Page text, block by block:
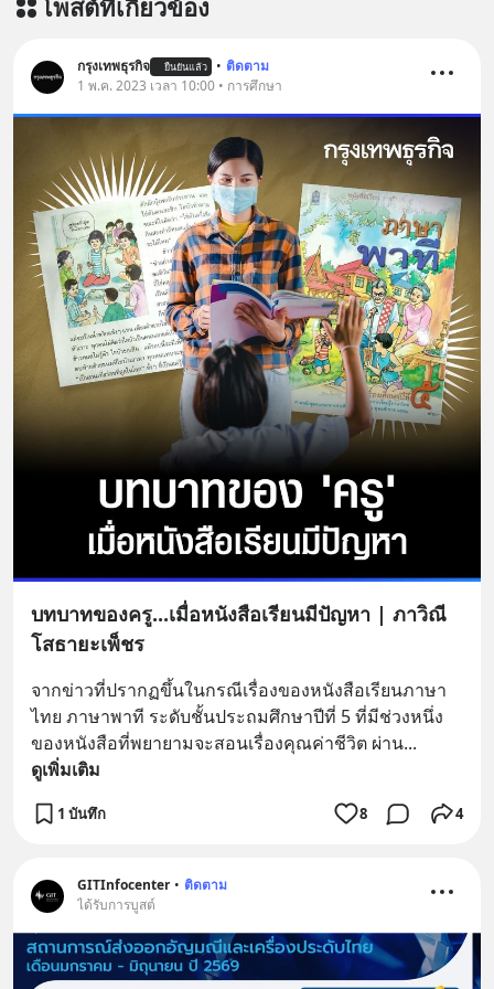
โพสต์ที่เกี่ยวข้อง
กรุงเทพธุรกิจ ยืนยันแล้ว • ติดตาม
1 พ.ค. 2023 เวลา 10:00 • การศึกษา
บทบาทของครู...เมื่อหนังสือเรียนมีปัญหา | ภาวิณี
โสธายะเพ็ชร
จากข่าวที่ปรากฏขึ้นในกรณีเรื่องของหนังสือเรียนภาษา
ไทย ภาษาพาที ระดับชั้นประถมศึกษาปีที่ 5 ที่มีช่วงหนึ่ง
ของหนังสือที่พยายามจะสอนเรื่องคุณค่าชีวิต ผ่าน...
ดูเพิ่มเติม
1 บันทึก 8 4
GITInfocenter • ติดตาม
ได้รับการบูสต์